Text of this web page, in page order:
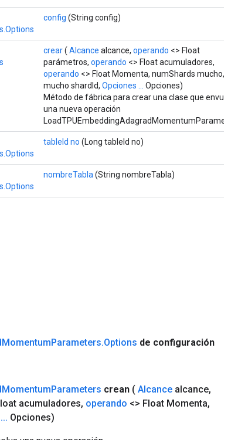
config (String config)
crear( Alcance alcance, operando <> Float
parámetros, operando <> Float acumuladores,
operando <> Float Momenta, numShards mucho,
mucho shardId, Opciones ...
Opciones)
Método de fábrica para crear una clase que envuelva
una nueva operación
LoadTPUEmbeddingAdagradMomentumParameters.
tableId no (Long tableId no)
nombreTabla (String nombreTabla)
MomentumParameters.Options de configuración
MomentumParameters crean ( Alcance alcance,
acumuladores, operando <> Float Momenta,
... Opciones)